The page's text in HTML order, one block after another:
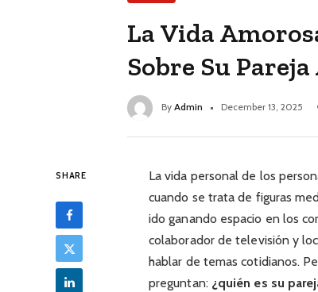
La Vida
Sobre Su
By Admin December 13, 2025
SHARE
La vida personal de los
cuando se trata de figuras
ido ganando espacio en los
colaborador de televisión y
hablar de temas cotidianos.
preguntan: ¿quién es su